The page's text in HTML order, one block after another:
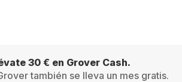
30 € en Grover Cash.
también se lleva un mes gratis.